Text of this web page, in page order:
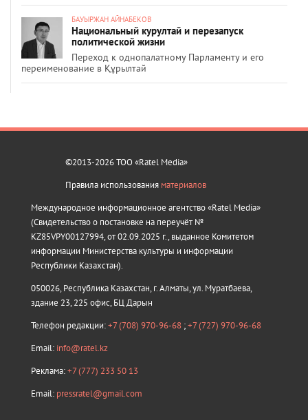
БАУЫРЖАН АЙНАБЕКОВ
Национальный курултай и перезапуск
политической жизни
Переход к однопалатному Парламенту и его
переименование в Құрылтай
©2013-2026 ТОО «Ratel Media»
Правила использования материалов
Международное информационное агентство «Ratel Media»
(Свидетельство о постановке на переучёт №
KZ85VPY00127994, от 02.09.2025 г., выданное Комитетом
информации Министерства культуры и информации
Республики Казахстан).
050026, Республика Казахстан, г. Алматы, ул. Муратбаева,
здание 23, 225 офис, БЦ Дарын
Телефон редакции:+7 (708) 970-96-68 ;+7 (727) 970-96-68
Email: info@ratel.kz
Реклама:+7 (777) 233 50 13
Email: pressratel@gmail.com